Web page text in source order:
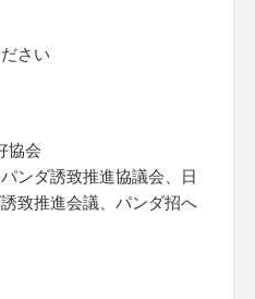
さい
協会
ンダ誘致推進協議会、日
致推進会議、パンダ招へ